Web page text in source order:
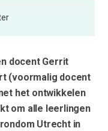
docent Gerrit
(voormalig docent
het ontwikkelen
om alle leerlingen
Utrecht in